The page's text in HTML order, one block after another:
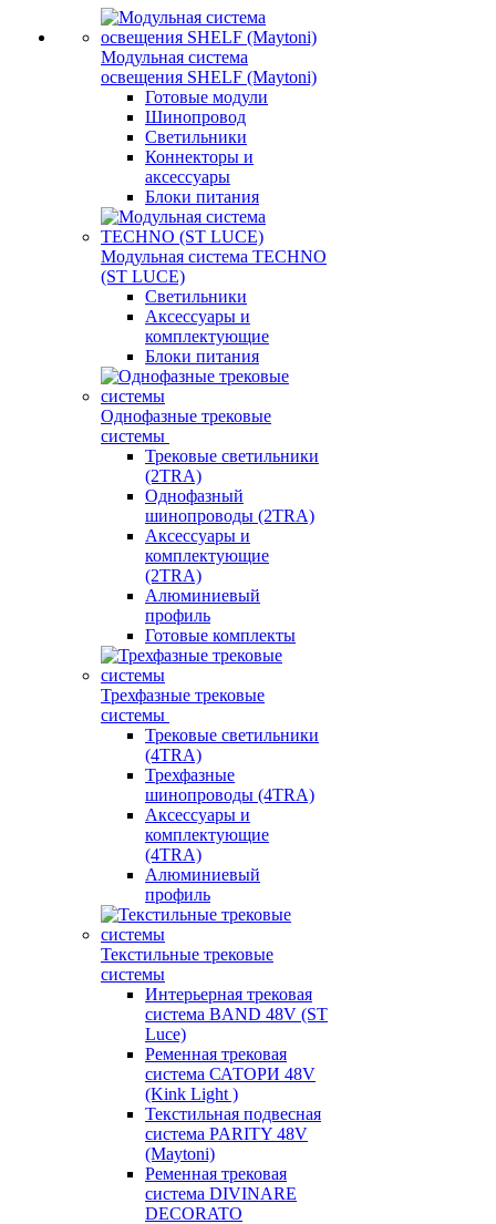
Модульная система
освещения SHELF (Maytoni)
Готовые модули
Шинопровод
Светильники
Коннекторы и
аксессуары
Блоки питания
Модульная система TECHNO
(ST LUCE)
Светильники
Аксессуары и
комплектующие
Блоки питания
Однофазные трековые
системы
Трековые светильники
(2TRA)
Однофазный
шинопроводы (2TRA)
Аксессуары и
комплектующие
(2TRA)
Алюминиевый
профиль
Готовые комплекты
Трехфазные трековые
системы
Трековые светильники
(4TRA)
Трехфазные
шинопроводы (4TRA)
Аксессуары и
комплектующие
(4TRA)
Алюминиевый
профиль
Текстильные трековые
системы
Интерьерная трековая
система BAND 48V (ST
Luce)
Ременная трековая
система САТОРИ 48V
(Kink Light )
Текстильная подвесная
система PARITY 48V
(Maytoni)
Ременная трековая
система DIVINARE
DECORATO